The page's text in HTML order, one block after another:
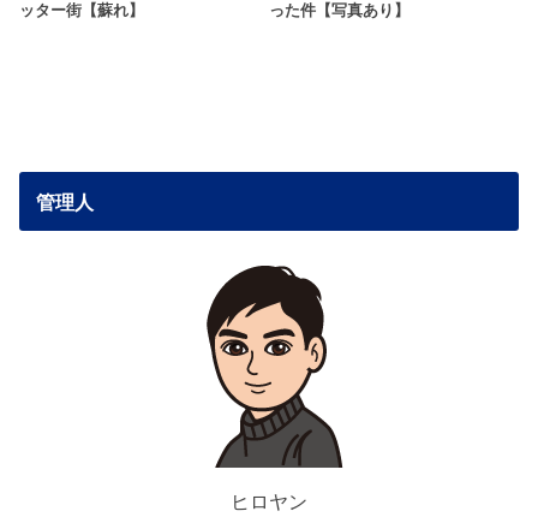
ッター街【蘇れ】
った件【写真あり】
管理人
ヒロヤン